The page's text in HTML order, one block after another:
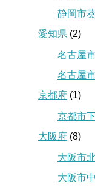
静岡市
愛知県 (2)
名古屋
名古屋
京都府 (1)
京都市
大阪府 (8)
大阪市
大阪市